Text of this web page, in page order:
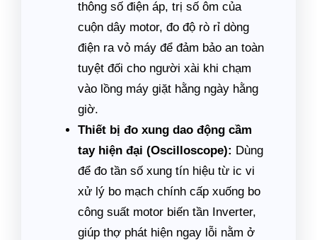
thông số điện áp, trị số ôm của
cuộn dây motor, đo độ rò rỉ dòng
điện ra vỏ máy để đảm bảo an toàn
tuyệt đối cho người xài khi chạm
vào lồng máy giặt hằng ngày hằng
giờ.
Thiết bị đo xung dao động cầm
tay hiện đại (Oscilloscope): Dùng
để đo tần số xung tín hiệu từ ic vi
xử lý bo mạch chính cấp xuống bo
công suất motor biến tần Inverter,
giúp thợ phát hiện ngay lỗi nằm ở